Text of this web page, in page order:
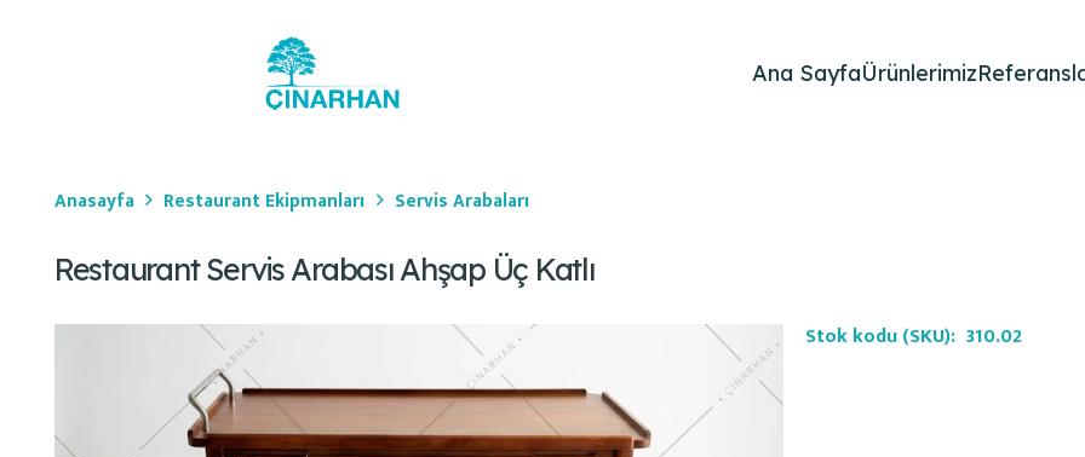
Ana SayfaÜrünlerimiz
Anasayfa Restaurant Ekipmanları Servis Arabaları
Restaurant Servis Arabası Ahşap Üç Katlı
Stok kodu (SKU): 310.02